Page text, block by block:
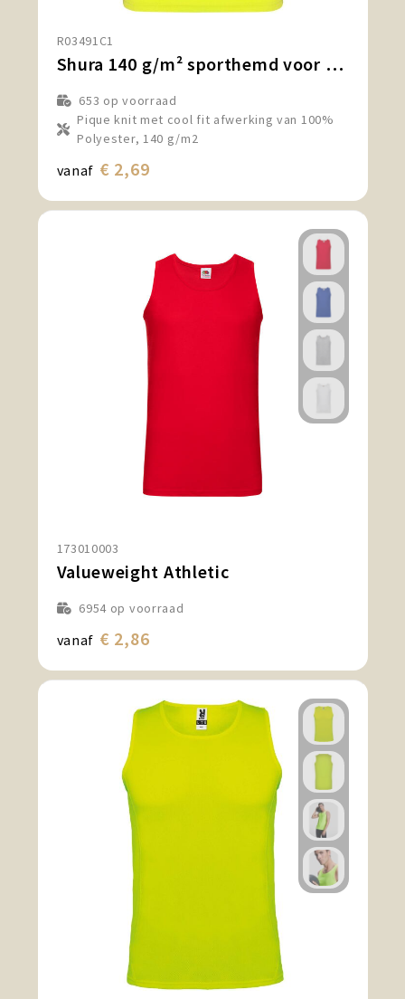
Snoepgoed en Koek
Sport, Spel en Speelgoed
Strand en Zomer
Technologie
Tassen
R03491C1
Shura 140 g/m² sporthemd voor dames
653 op voorraad
Pique knit met cool fit afwerking van 100%
Polyester, 140 g/m2
vanaf € 2,69
173010003
Valueweight Athletic
6954 op voorraad
vanaf € 2,86